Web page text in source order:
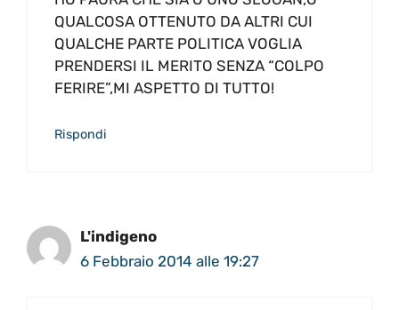
QUALCOSA OTTENUTO DA ALTRI CUI
QUALCHE PARTE POLITICA VOGLIA
PRENDERSI IL MERITO SENZA “COLPO
FERIRE”,MI ASPETTO DI TUTTO!
Rispondi
L'indigeno
6 Febbraio 2014 alle 19:27